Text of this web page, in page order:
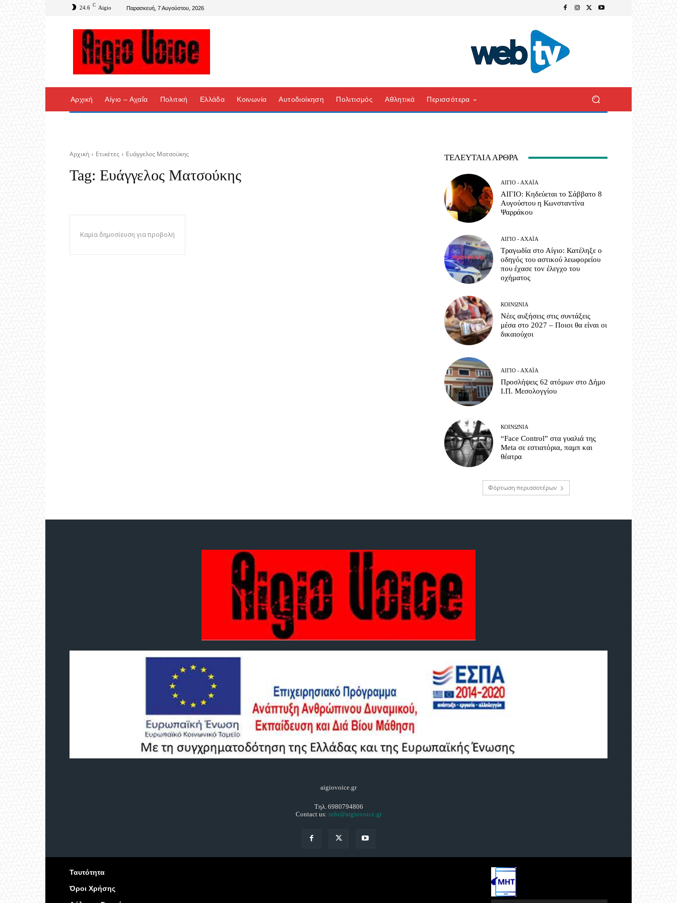
24.6 C Aigio Παρασκευή, 7 Αυγούστου, 2026
Αρχική Αίγιο – Αχαΐα Πολιτική Ελλάδα Κοινωνία Αυτοδιοίκηση Πολιτισμός Αθλητικά Περισσότερα
Αρχική Ετικέτες Ευάγγελος Ματσούκης
Tag: Ευάγγελος Ματσούκης
Καμία δημοσίευση για προβολή
ΤΕΛΕΥΤΑΊΑ ΆΡΘΡΑ
ΑΊΓΙΟ - ΑΧΑΪ́Α
ΑΙΓΙΟ: Κηδεύεται το Σάββατο 8
Αυγούστου η Κωνσταντίνα
Ψαρράκου
ΑΊΓΙΟ - ΑΧΑΪ́Α
Τραγωδία στο Αίγιο: Κατέληξε ο
οδηγός του αστικού λεωφορείου
που έχασε τον έλεγχο του
οχήματος
ΚΟΙΝΩΝΊΑ
Νέες αυξήσεις στις συντάξεις
μέσα στο 2027 – Ποιοι θα είναι οι
δικαιούχοι
ΑΊΓΙΟ - ΑΧΑΪ́Α
Προσλήψεις 62 ατόμων στο Δήμο
Ι.Π. Μεσολογγίου
ΚΟΙΝΩΝΊΑ
“Face Control” στα γυαλιά της
Meta σε εστιατόρια, παμπ και
θέατρα
Φόρτωση περισσοτέρων
aigiovoice.gr
Τηλ. 6980794806
Contact us: info@aigiovoice.gr
Ταυτότητα
Όροι Χρήσης